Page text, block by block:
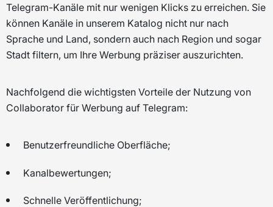
Telegram-Kanäle mit nur wenigen Klicks zu erreichen. Sie
können Kanäle in unserem Katalog nicht nur nach
Sprache und Land, sondern auch nach Region und sogar
Stadt filtern, um Ihre Werbung präziser auszurichten.
Nachfolgend die wichtigsten Vorteile der Nutzung von
Collaborator für Werbung auf Telegram:
Benutzerfreundliche Oberfläche;
Kanalbewertungen;
Schnelle Veröffentlichung;